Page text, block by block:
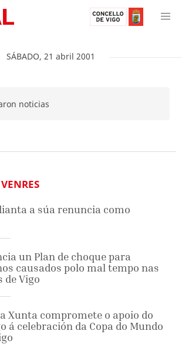
SÁBADO, 21 abril 2001
noticias
a súa renuncia como
un Plan de choque para
causados polo mal tempo nas
de Vigo
Xunta compromete o apoio do
á celebración da Copa do Mundo